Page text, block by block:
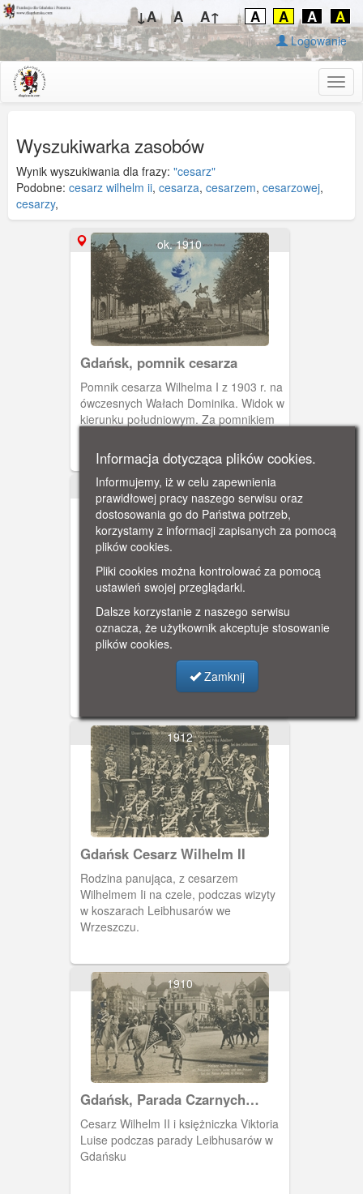
↓A A A↑ A A A A
Logowanie
Wyszukiwarka zasobów
Wynik wyszukiwania dla frazy: "cesarz"
Podobne: cesarz wilhelm ii, cesarza, cesarzem, cesarzowej,
cesarzy,
ok. 1910
Gdańsk, pomnik cesarza
Pomnik cesarza Wilhelma I z 1903 r. na
ówczesnych Wałach Dominika. Widok w
kierunku południowym. Za pomnikiem
1901
Gdańsk, parada z okazji
utworzenia Leibhusaren-
Brigade
Parada w Gdańsku z okazji utworzenia
w 1901 roku Leibhusaren-Brigade.
Uroczystości uświetnił swoją
obecnością cesarz Wilhelm II.
1912
Gdańsk Cesarz Wilhelm II
Rodzina panująca, z cesarzem
Wilhelmem Ii na czele, podczas wizyty
w koszarach Leibhusarów we
Wrzeszczu.
1910
Gdańsk, Parada Czarnych
Huzarów (Leibhusaren)
Cesarz Wilhelm II i księżniczka Viktoria
Luise podczas parady Leibhusarów w
Gdańsku
Informacja dotycząca plików cookies.
Informujemy, iż w celu zapewnienia
prawidłowej pracy naszego serwisu oraz
dostosowania go do Państwa potrzeb,
korzystamy z informacji zapisanych za pomocą
plików cookies.
Pliki cookies można kontrolować za pomocą
ustawień swojej przeglądarki.
Dalsze korzystanie z naszego serwisu
oznacza, że użytkownik akceptuje stosowanie
plików cookies.
Zamknij